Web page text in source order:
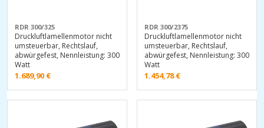
RDR 300/325
Druckluftlamellenmotor nicht
umsteuerbar, Rechtslauf,
abwürgefest, Nennleistung: 300
Watt
1.689,90 €
RDR 300/2375
Druckluftlamellenmotor nicht
umsteuerbar, Rechtslauf,
abwürgefest, Nennleistung: 300
Watt
1.454,78€